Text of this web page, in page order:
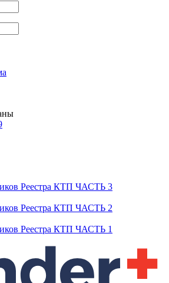
Реестра КТП ЧАСТЬ 3
Реестра КТП ЧАСТЬ 2
Реестра КТП ЧАСТЬ 1